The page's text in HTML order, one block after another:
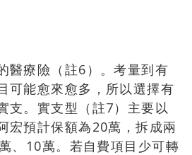
醫療險（註6）。考量到有
可能愈來愈多，所以選擇有
支。實支型（註7）主要以
宏預計保額為20萬，拆成兩
、10萬。若自費項目少可轉